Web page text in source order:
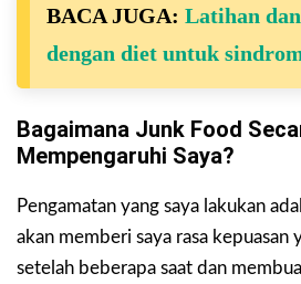
BACA JUGA: Latihan
dengan diet untuk
Bagaimana Junk Food
Mempengaruhi Saya?
Pengamatan yang saya lakukan
akan memberi saya rasa kepuasan
setelah beberapa saat dan